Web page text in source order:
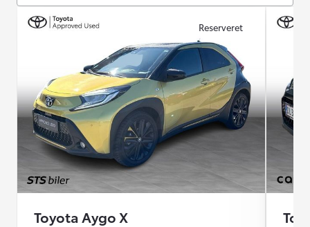
Reserveret
Toyota Aygo X